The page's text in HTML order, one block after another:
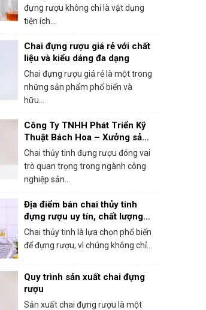
đựng rượu không chỉ là vật dụng
tiện ích...
Chai đựng rượu giá rẻ với chất
liệu và kiểu dáng đa dạng
Chai đựng rượu giá rẻ là một trong
những sản phẩm phổ biến và
hữu...
Công Ty TNHH Phát Triển Kỹ
Thuật Bách Hoa – Xưởng sản
xuất chai thủy tinh đựng rượu
chất lượng
Chai thủy tinh đựng rượu đóng vai
trò quan trọng trong ngành công
nghiệp sản...
Địa điểm bán chai thủy tinh
đựng rượu uy tín, chất lượng
tại Hà Nội
Chai thủy tinh là lựa chọn phổ biến
để đựng rượu, vì chúng không chỉ...
Quy trình sản xuất chai đựng
rượu
Sản xuất chai đựng rượu là một